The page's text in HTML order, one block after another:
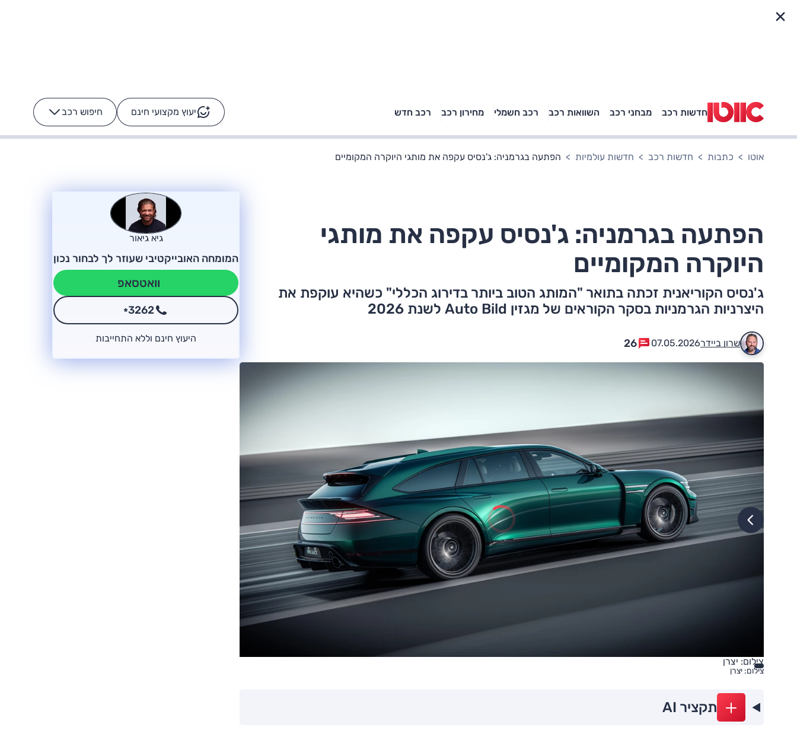
חדשות רכב מבחני רכב השוואות רכב רכב חשמלי מחירון רכב רכב חדש יעוץ מקצועי חינם חיפוש רכב -
באיזה רכב פנאי נוסעת
טויוטה ראב 4, קיה
ספורטאז' לונג ויונדאי
הנייר ועל הכביש
רכבי הסלבס: על מה נוסע
הרכב לא מתקלקל. המסך
כן
אוטו כתבות חדשות רכב חדשות עולמיות הפתעה בגרמניה: ג'נסיס עקפה את מותגי היוקרה המקומיים
הפתעה בגרמניה: ג'נסיס עקפה את מותגי
היוקרה המקומיים
ג'נסיס הקוריאנית זכתה בתואר "המותג הטוב ביותר בדירוג הכללי" כשהיא עוקפת את
היצרניות הגרמניות בסקר הקוראים של מגזין Auto Bild לשנת 2026
שרון ביידר07.05.2026
26
צילום: יצרן
צילום: יצרן
תקציר AI
גיא גיאור
המומחה האובייקטיבי שעוזר לך לבחור נכון
וואטסאפ
*3262
היעוץ חינם וללא התחייבות